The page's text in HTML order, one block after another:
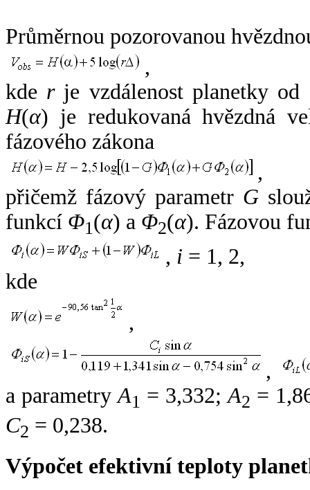
Průměrnou pozorovanou
,
kde rje vzdálenost planetky od
H(α) je redukovaná hvězdná
fázového zákona
,
přičemž fázový parametr G
funkcí Φ1(α) a Φ2(α). Fázovou
, i = 1, 2,
kde
,
,
a parametryA1 = 3,332;A2 =
C2 = 0,238.
Výpočet efektivní teploty